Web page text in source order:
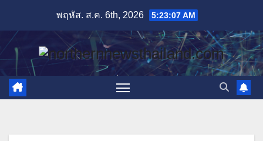
content
พฤหัส. ส.ค. 6th, 2026 5:23:09 AM